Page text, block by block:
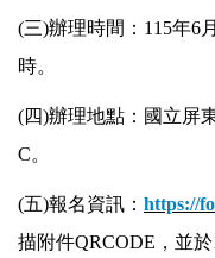
(三)辦理時間：115年6
時。
(四)辦理地點：國立屏
C。
(五)報名資訊： https://
描附件QRCODE，並